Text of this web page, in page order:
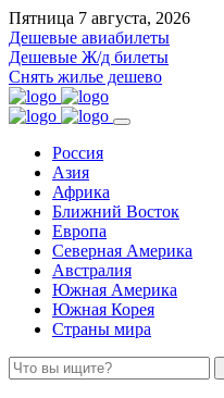
Пятница 7 августа, 2026
Дешевые авиабилеты
Дешевые Ж/д билеты
Снять жилье дешево
Россия
Азия
Африка
Ближний Восток
Европа
Северная Америка
Австралия
Южная Америка
Южная Корея
Страны мира